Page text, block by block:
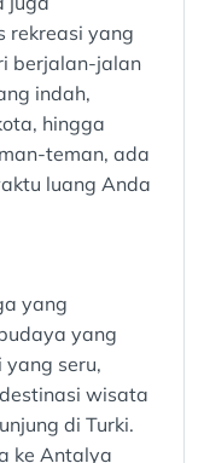
rekreasi yang
berjalan-jalan
indah,
hingga
teman, ada
luang Anda
yang
yang
seru,
wisata
di Turki.
ke Antalya